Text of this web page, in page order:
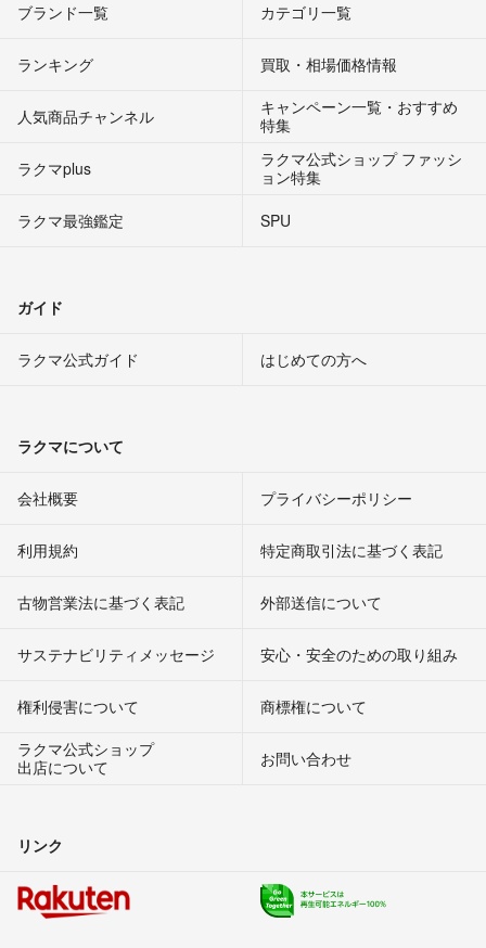
ブランド一覧 カテゴリ一覧
ランキング 買取・相場価格情報
人気商品チャンネル
キャンペーン一覧・おすすめ
特集
ラクマplus
ラクマ公式ショップ ファッシ
ョン特集
ラクマ最強鑑定
SPU
ガイド
ラクマ公式ガイド はじめての方へ
ラクマについて
会社概要 プライバシーポリシー
利用規約 特定商取引法に基づく表記
古物営業法に基づく表記 外部送信について
サステナビリティメッセージ 安心・安全のための取り組み
権利侵害について
商標権について
ラクマ公式ショップ
出店について
お問い合わせ
リンク